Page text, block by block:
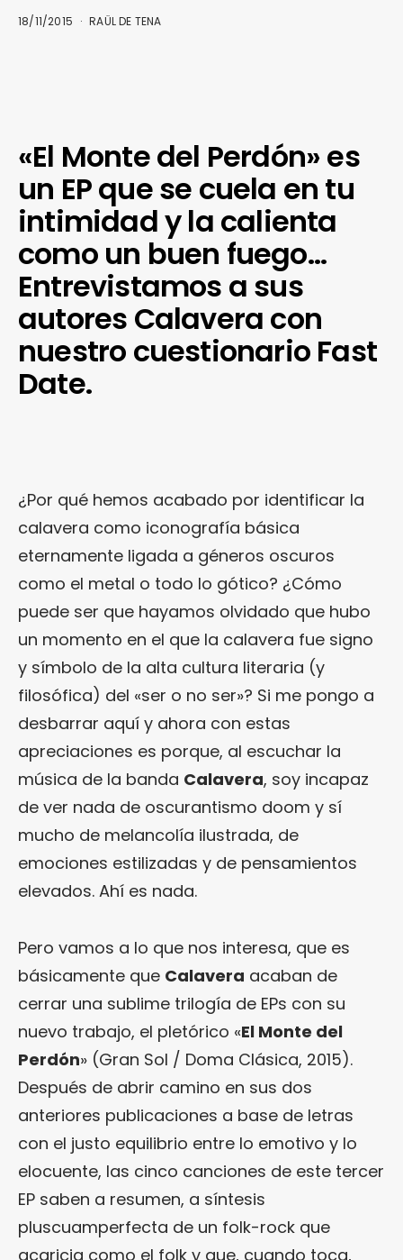
18/11/2015 RAÜL DE TENA
«El Monte del Perdón» es
un EP que se cuela en tu
intimidad y la calienta
como un buen fuego…
Entrevistamos a sus
autores Calavera con
nuestro cuestionario Fast
Date.
¿Por qué hemos acabado por identificar la
calavera como iconografía básica
eternamente ligada a géneros oscuros
como el metal o todo lo gótico? ¿Cómo
puede ser que hayamos olvidado que hubo
un momento en el que la calavera fue signo
y símbolo de la alta cultura literaria (y
filosófica) del «ser o no ser»? Si me pongo a
desbarrar aquí y ahora con estas
apreciaciones es porque, al escuchar la
música de la banda Calavera, soy incapaz
de ver nada de oscurantismo doom y sí
mucho de melancolía ilustrada, de
emociones estilizadas y de pensamientos
elevados. Ahí es nada.
Pero vamos a lo que nos interesa, que es
básicamente que Calavera acaban de
cerrar una sublime trilogía de EPs con su
nuevo trabajo, el pletórico «El Monte del
Perdón» (Gran Sol / Doma Clásica, 2015).
Después de abrir camino en sus dos
anteriores publicaciones a base de letras
con el justo equilibrio entre lo emotivo y lo
elocuente, las cinco canciones de este tercer
EP saben a resumen, a síntesis
pluscuamperfecta de un folk-rock que
acaricia como el folk y que, cuando toca,